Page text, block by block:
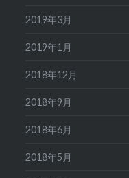
2019年3月
2019年1月
2018年12月
2018年9月
2018年6月
2018年5月